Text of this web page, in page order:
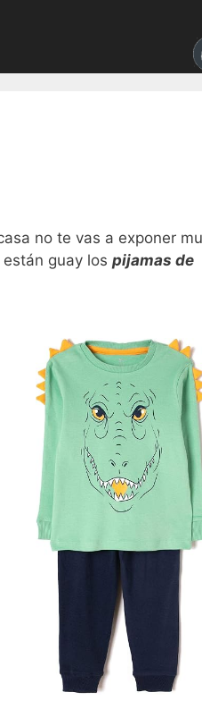
no te vas a exponer
están guay lospijamas de